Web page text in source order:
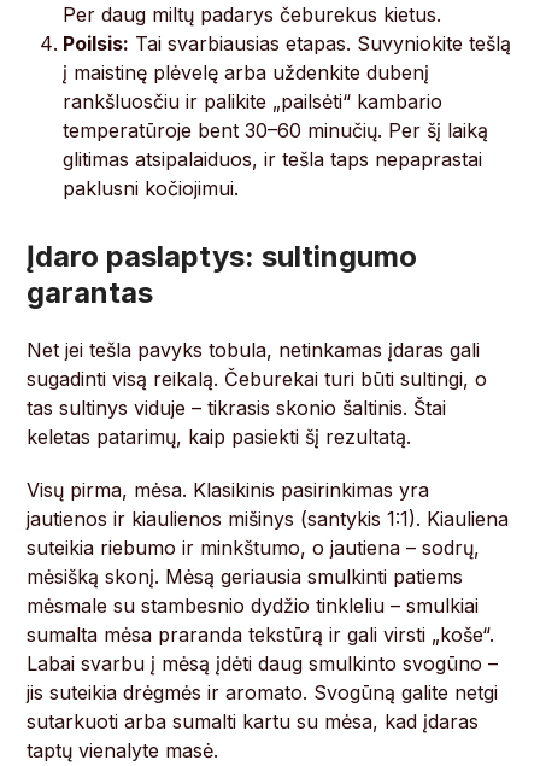
Per daug miltų padarys čeburekus kietus.
Poilsis: Tai svarbiausias etapas. Suvyniokite tešlą
į maistinę plėvelę arba uždenkite dubenį
rankšluosčiu ir palikite „pailsėti“ kambario
temperatūroje bent 30–60 minučių. Per šį laiką
glitimas atsipalaiduos, ir tešla taps nepaprastai
paklusni kočiojimui.
Įdaro paslaptys: sultingumo
garantas
Net jei tešla pavyks tobula, netinkamas įdaras gali
sugadinti visą reikalą. Čeburekai turi būti sultingi, o
tas sultinys viduje – tikrasis skonio šaltinis. Štai
keletas patarimų, kaip pasiekti šį rezultatą.
Visų pirma, mėsa. Klasikinis pasirinkimas yra
jautienos ir kiaulienos mišinys (santykis 1:1). Kiauliena
suteikia riebumo ir minkštumo, o jautiena – sodrų,
mėsišką skonį. Mėsą geriausia smulkinti patiems
mėsmale su stambesnio dydžio tinkleliu – smulkiai
sumalta mėsa praranda tekstūrą ir gali virsti „koše“.
Labai svarbu į mėsą įdėti daug smulkinto svogūno –
jis suteikia drėgmės ir aromato. Svogūną galite netgi
sutarkuoti arba sumalti kartu su mėsa, kad įdaras
taptų vienalyte masė.